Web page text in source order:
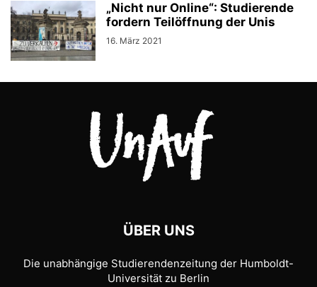
„Nicht nur Online“: Studierende
fordern Teilöffnung der Unis
16. März 2021
ÜBER UNS
Die unabhängige Studierendenzeitung der Humboldt-
Universität zu Berlin